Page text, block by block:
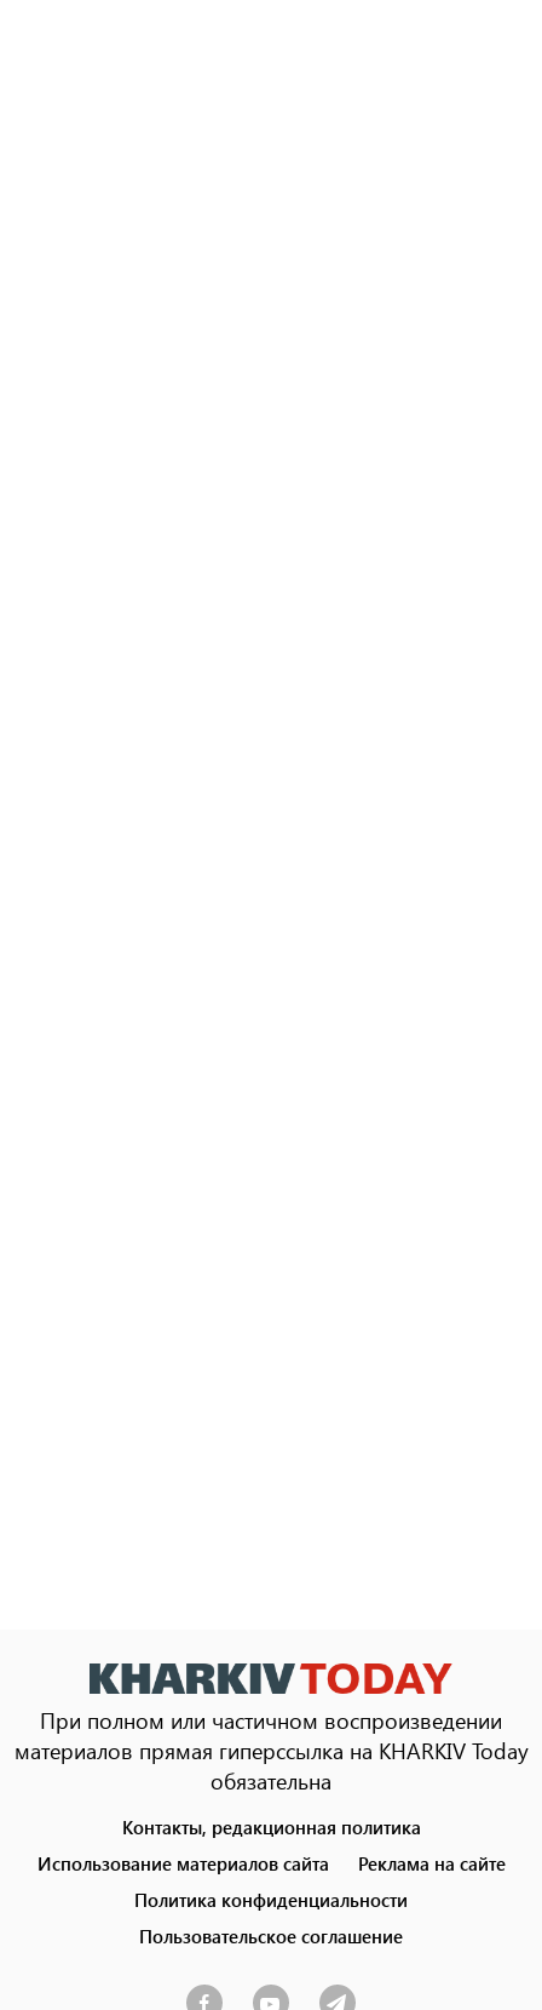
При полном или частичном воспроизведении
материалов прямая гиперссылка на KHARKIV Today
обязательна
menu
Контакты, редакционная политика
Использование материалов сайта
Реклама на сайте
Политика конфиденциальности
Пользовательское соглашение